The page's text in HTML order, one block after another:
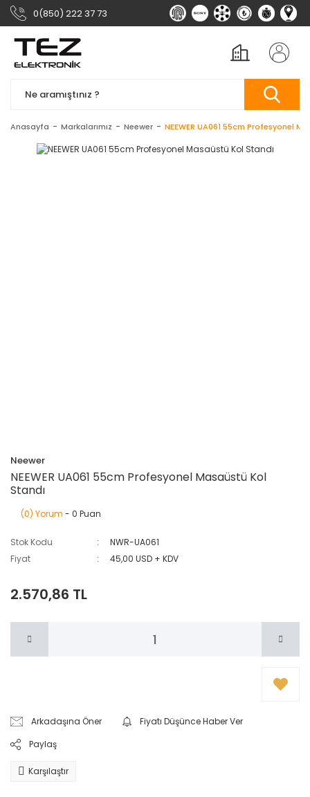
0(850) 222 37 73
Anasayfa Markalarımız Neewer NEEWER UA061 55cm Profesyonel
Neewer
NEEWER UA061 55cm Profesyonel Masaüstü Kol
Standı
(0) Yorum - 0 Puan
Stok Kodu
NWR-UA061
Fiyat
45,00 USD + KDV
2.570,86 TL
Arkadaşına Öner
Fiyatı Düşünce Haber Ver
Paylaş
Karşılaştır